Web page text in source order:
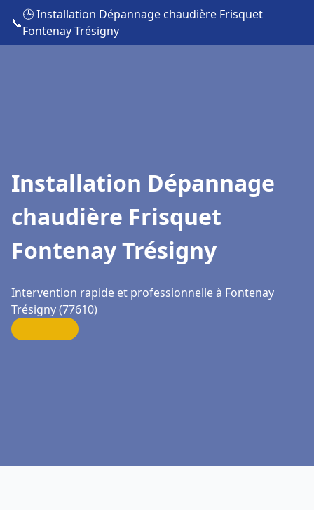
📞
🕒 Installation Dépannage chaudière Frisquet
Fontenay Trésigny
Installation Dépannage
chaudière Frisquet
Fontenay Trésigny
Intervention rapide et professionnelle à Fontenay
Trésigny (77610)